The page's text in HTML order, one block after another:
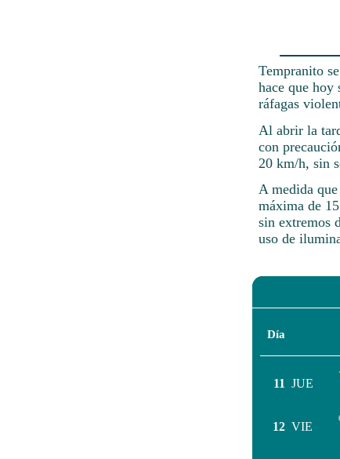
Tempranito
hace que hoy
ráfagas
Al abrir la
con
20 km/h, sin
A medida
máxima de
sin extremos
uso de
Día
11 JUE
12 VIE